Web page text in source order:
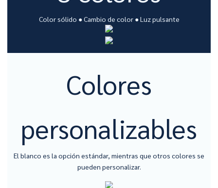
Color sólido ● Cambio de color ● Luz pulsante
Colores
personalizables
El blanco es la opción estándar, mientras que otros colores se
pueden personalizar.